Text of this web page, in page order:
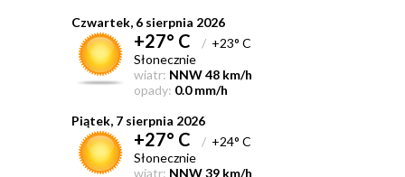
Czwartek, 6 sierpnia 2026
+27° C /+23° C
Słonecznie
wiatr: NNW 48 km/h
opady: 0.0 mm/h
Piątek, 7 sierpnia 2026
+27° C /+24° C
Słonecznie
wiatr: NNW 39 km/h